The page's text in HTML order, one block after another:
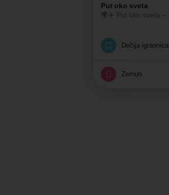
Put oko sveta
Dečija igraonica
Zemun